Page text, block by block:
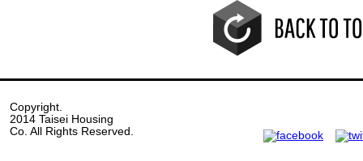
Copyright.
2014 Taisei Housing
Co. All Rights Reserved.